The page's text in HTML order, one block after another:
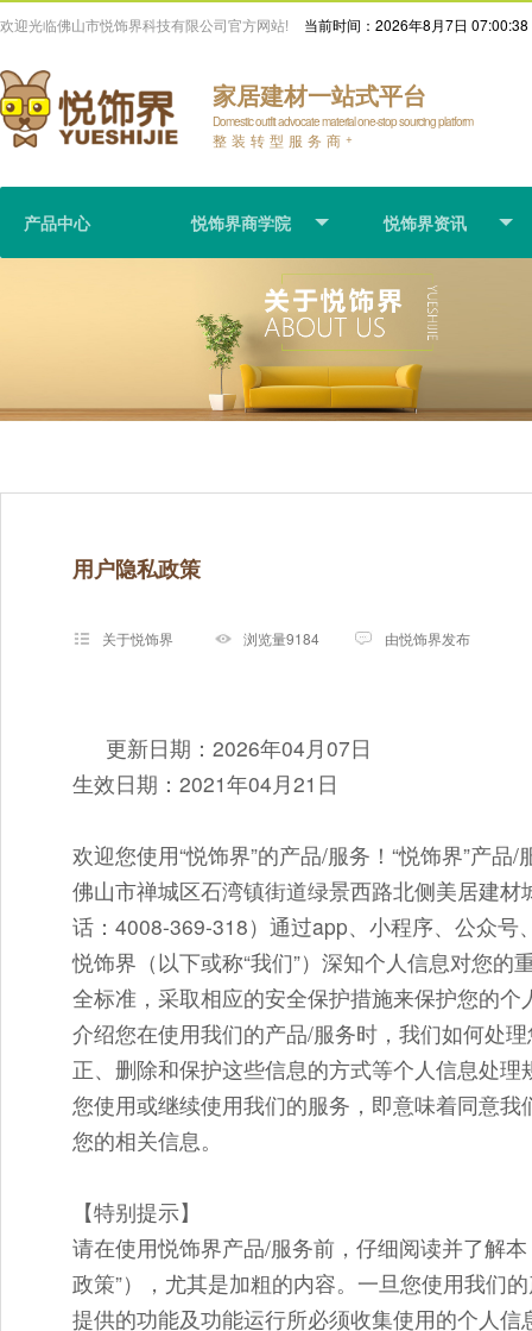
欢迎光临佛山市悦饰界科技有限公司官方网站! 当前时间： 2026年8月7日 07:00:39
家居建材一站式平台
Domestic outfit advocate material one-stop sourcing platform
整装转型服务商 +
产品中心 悦饰界商学院 悦饰界资讯
用户隐私政策
关于悦饰界 浏览量9184 由悦饰界发布
更新日期：2026年04月07日
生效日期：2021年04月21日
欢迎您使用“悦饰界”的产品/服务！“悦饰界”产
佛山市禅城区石湾镇街道绿景西路北侧美居建
话：4008-369-318）通过app、小程序、公众号
悦饰界（以下或称“我们”）深知个人信息对您
全标准，采取相应的安全保护措施来保护您的
介绍您在使用我们的产品/服务时，我们如何处
正、删除和保护这些信息的方式等个人信息处理
您使用或继续使用我们的服务，即意味着同意
您的相关信息。
【特别提示】
请在使用悦饰界产品/服务前，仔细阅读并了解
政策”），尤其是加粗的内容。一旦您使用我们
提供的功能及功能运行所必须收集使用的个人